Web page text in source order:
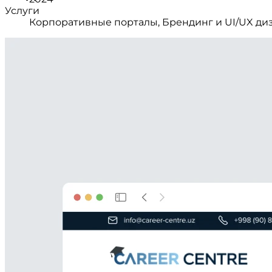
Услуги
Корпоративные порталы, Брендинг и UI/UX